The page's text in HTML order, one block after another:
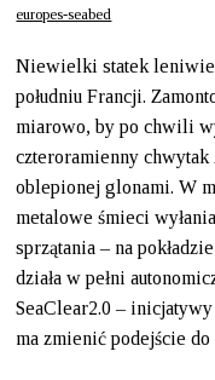
europes-seabed
Niewielki statek leniwie
południu Francji.
miarowo, by po chwili
czteroramienny chwytak
oblepionej glonami. W
metalowe śmieci
sprzątania – na
działa w pełni
SeaClear2.0 –
ma zmienić podejście